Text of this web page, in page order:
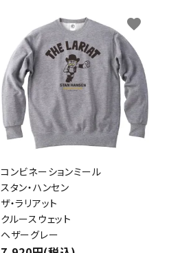
コンビネーションミール
スタン・ハンセン
ザ・ラリアット
クルースウェット
ヘザーグレー
favorite